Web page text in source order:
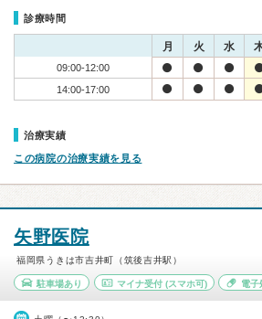
診療時間
月 火 水
09:00-12:00
14:00-17:00
治療実績
この病院の治療実績を見る
矢野医院
福岡県うきは市吉井町（筑後吉井駅）
駐車場あり マイナ受付(スマホ可) 電子